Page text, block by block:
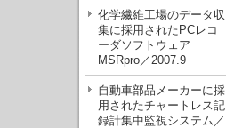
化学繊維工場のデータ収
集に採用されたPCレコ
ーダソフトウェア
MSRpro／2007.9
自動車部品メーカーに採
用されたチャートレス記
録計集中監視システム／